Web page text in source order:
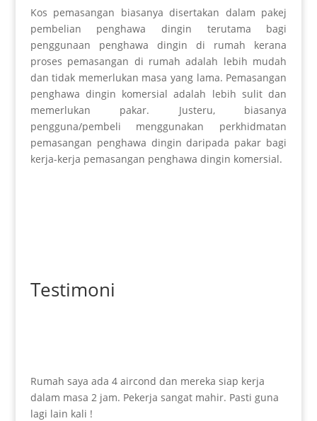
Kos pemasangan biasanya disertakan dalam pakej
pembelian penghawa dingin terutama bagi
penggunaan penghawa dingin di rumah kerana
proses pemasangan di rumah adalah lebih mudah
dan tidak memerlukan masa yang lama. Pemasangan
penghawa dingin komersial adalah lebih sulit dan
memerlukan pakar. Justeru, biasanya
pengguna/pembeli menggunakan perkhidmatan
pemasangan penghawa dingin daripada pakar bagi
kerja-kerja pemasangan penghawa dingin komersial.
Testimoni
Rumah saya ada 4 aircond dan mereka siap kerja
dalam masa 2 jam. Pekerja sangat mahir. Pasti guna
lagi lain kali !